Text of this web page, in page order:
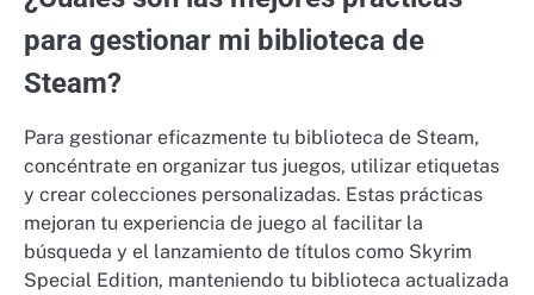
para gestionar mi biblioteca de
Steam?
Para gestionar eficazmente tu biblioteca de Steam,
concéntrate en organizar tus juegos, utilizar etiquetas
y crear colecciones personalizadas. Estas prácticas
mejoran tu experiencia de juego al facilitar la
búsqueda y el lanzamiento de títulos como Skyrim
Special Edition, manteniendo tu biblioteca actualizada